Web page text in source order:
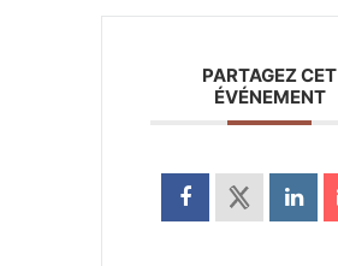
PARTAGEZ CET
ÉVÉNEMENT